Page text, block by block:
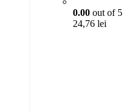
0.00 out of 5
24,76 lei